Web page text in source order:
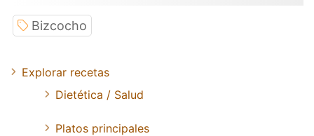
Bizcocho
Explorar recetas
Dietética / Salud
Platos principales